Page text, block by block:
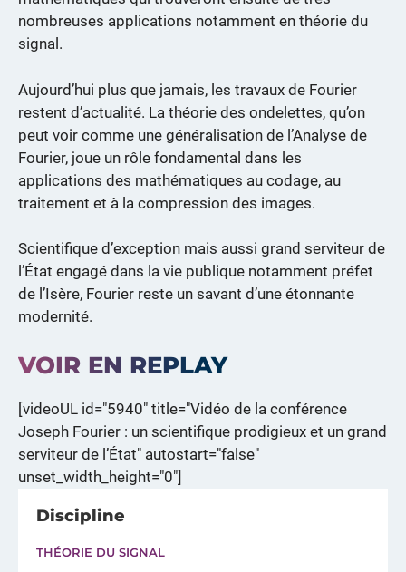
nombreuses applications notamment en théorie du
signal.
Aujourd’hui plus que jamais, les travaux de Fourier
restent d’actualité. La théorie des ondelettes, qu’on
peut voir comme une généralisation de l’Analyse de
Fourier, joue un rôle fondamental dans les
applications des mathématiques au codage, au
traitement et à la compression des images.
Scientifique d’exception mais aussi grand serviteur de
l’État engagé dans la vie publique notamment préfet
de l’Isère, Fourier reste un savant d’une étonnante
modernité.
VOIR EN REPLAY
[videoUL id="5940" title="Vidéo de la conférence
Joseph Fourier : un scientifique prodigieux et un grand
serviteur de l’État" autostart="false"
unset_width_height="0"]
Discipline
THÉORIE DU SIGNAL